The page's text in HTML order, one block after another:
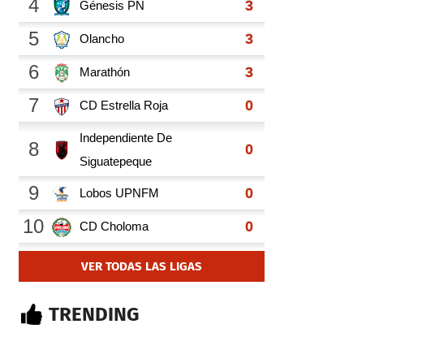
VER TODAS LAS LIGAS
TRENDING